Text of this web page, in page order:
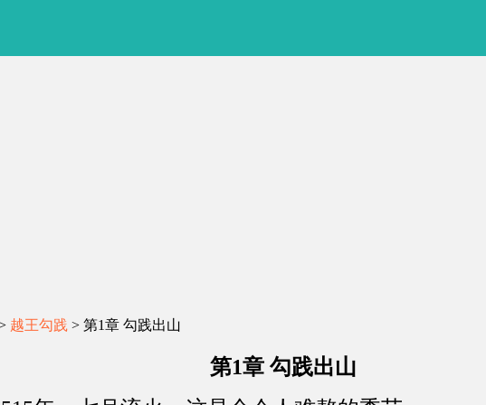
越王勾践 > 第1章 勾践出山
第1章 勾践出山